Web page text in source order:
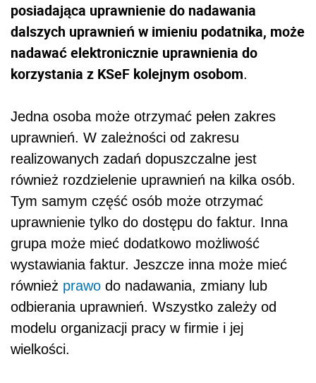
posiadająca uprawnienie do nadawania
dalszych uprawnień w imieniu podatnika, może
nadawać elektronicznie uprawnienia do
korzystania z KSeF kolejnym osobom.
Jedna osoba może otrzymać pełen zakres
uprawnień. W zależności od zakresu
realizowanych zadań dopuszczalne jest
również rozdzielenie uprawnień na kilka osób.
Tym samym część osób może otrzymać
uprawnienie tylko do dostępu do faktur. Inna
grupa może mieć dodatkowo możliwość
wystawiania faktur. Jeszcze inna może mieć
również prawo do nadawania, zmiany lub
odbierania uprawnień. Wszystko zależy od
modelu organizacji pracy w firmie i jej
wielkości.